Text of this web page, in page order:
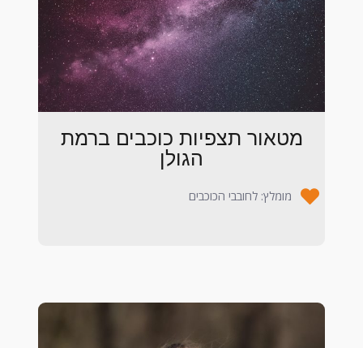
מטאור תצפיות כוכבים ברמת
הגולן
מומלץ: לחובבי הכוכבים